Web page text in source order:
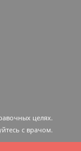
целях.
c врачом.